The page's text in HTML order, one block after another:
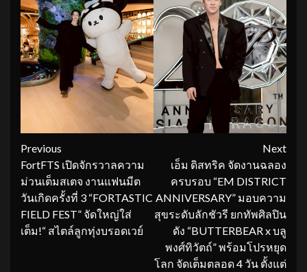
Continue
Reading
Previous
FortFTS เปิดจักรวาลความ
ม่วนเต็มสเตจ งานแฟนมีต
วันเกิดครั้งที่ 3 “FORTASTIC
FIELD FEST” จัดใหญ่ใส่
เต็ม!“ สไตล์ลูกทุ่งบรอดเวย์
Next
เอ็ม ดิสทริค จัดงานฉลอง
ครบรอบ “EM DISTRICT
ANNIVERSARY” มอบความ
สุขระดับลักชัวรี ยกทัพศิลปิน
ดัง “BUTTERBEAR x บลู
พงศ์ทิวัตถ์” พร้อมโปรหยุด
โลก จัดเต็มตลอด 4 วัน ตั้งแต่